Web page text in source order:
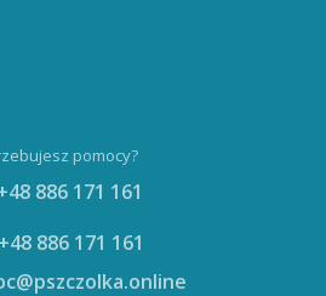
pomocy?
886 171 161
+48 886 171 161